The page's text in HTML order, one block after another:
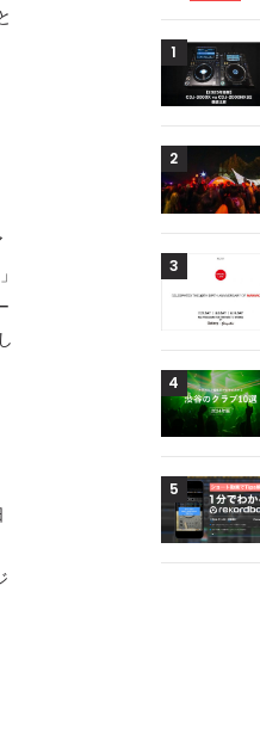
上陸！ 「1 OAK
本木にオープン
1
2
3
4
5